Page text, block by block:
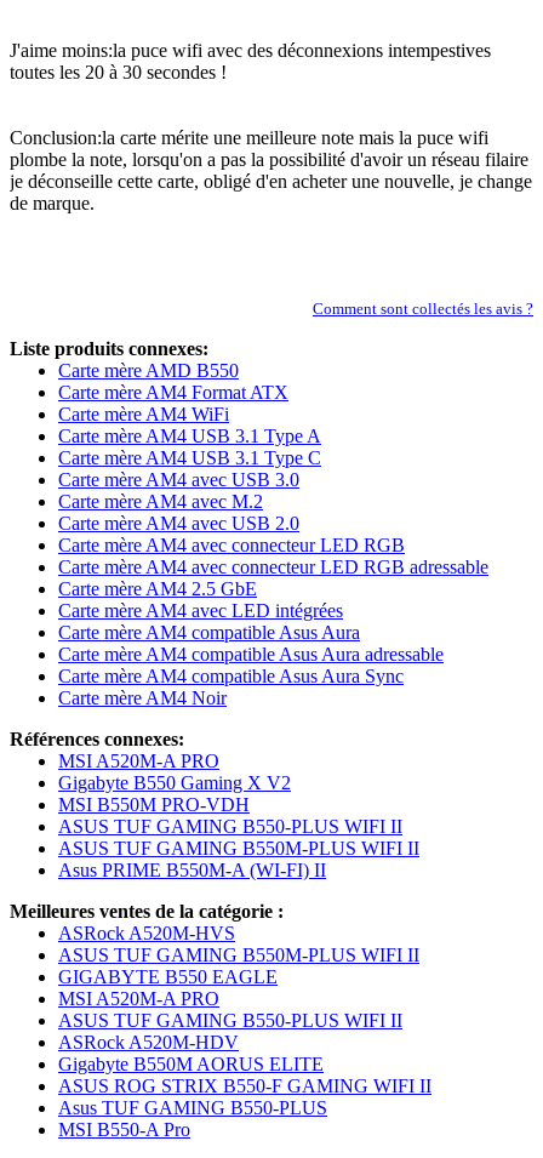
J'aime moins:la puce wifi avec des déconnexions intempestives
toutes les 20 à 30 secondes !
Conclusion:la carte mérite une meilleure note mais la puce wifi
plombe la note, lorsqu'on a pas la possibilité d'avoir un réseau filaire
je déconseille cette carte, obligé d'en acheter une nouvelle, je change
de marque.
Comment sont collectés les avis ?
Liste produits connexes:
Carte mère AMD B550
Carte mère AM4 Format ATX
Carte mère AM4 WiFi
Carte mère AM4 USB 3.1 Type A
Carte mère AM4 USB 3.1 Type C
Carte mère AM4 avec USB 3.0
Carte mère AM4 avec M.2
Carte mère AM4 avec USB 2.0
Carte mère AM4 avec connecteur LED RGB
Carte mère AM4 avec connecteur LED RGB adressable
Carte mère AM4 2.5 GbE
Carte mère AM4 avec LED intégrées
Carte mère AM4 compatible Asus Aura
Carte mère AM4 compatible Asus Aura adressable
Carte mère AM4 compatible Asus Aura Sync
Carte mère AM4 Noir
Références connexes:
MSI A520M-A PRO
Gigabyte B550 Gaming X V2
MSI B550M PRO-VDH
ASUS TUF GAMING B550-PLUS WIFI II
ASUS TUF GAMING B550M-PLUS WIFI II
Asus PRIME B550M-A (WI-FI) II
Meilleures ventes de la catégorie :
ASRock A520M-HVS
ASUS TUF GAMING B550M-PLUS WIFI II
GIGABYTE B550 EAGLE
MSI A520M-A PRO
ASUS TUF GAMING B550-PLUS WIFI II
ASRock A520M-HDV
Gigabyte B550M AORUS ELITE
ASUS ROG STRIX B550-F GAMING WIFI II
Asus TUF GAMING B550-PLUS
MSI B550-A Pro